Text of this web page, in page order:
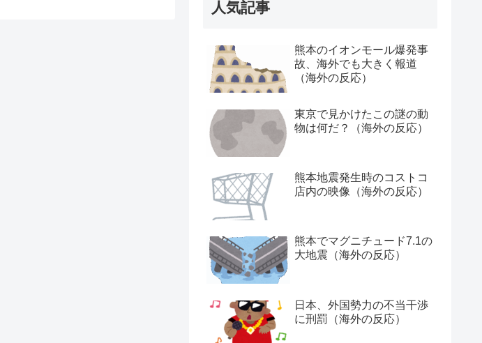
人気記事
熊本のイオンモール爆発事
故、海外でも大きく報道
（海外の反応）
東京で見かけたこの謎の動
物は何だ？（海外の反応）
熊本地震発生時のコストコ
店内の映像（海外の反応）
熊本でマグニチュード7.1の
大地震（海外の反応）
日本、外国勢力の不当干渉
に刑罰（海外の反応）